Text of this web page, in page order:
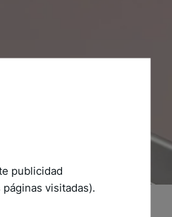
publicidad
visitadas).